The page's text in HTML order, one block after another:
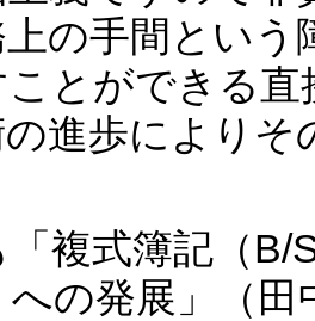
の手間とい
とができる
の進歩により
複式簿記（B/
への発展」（